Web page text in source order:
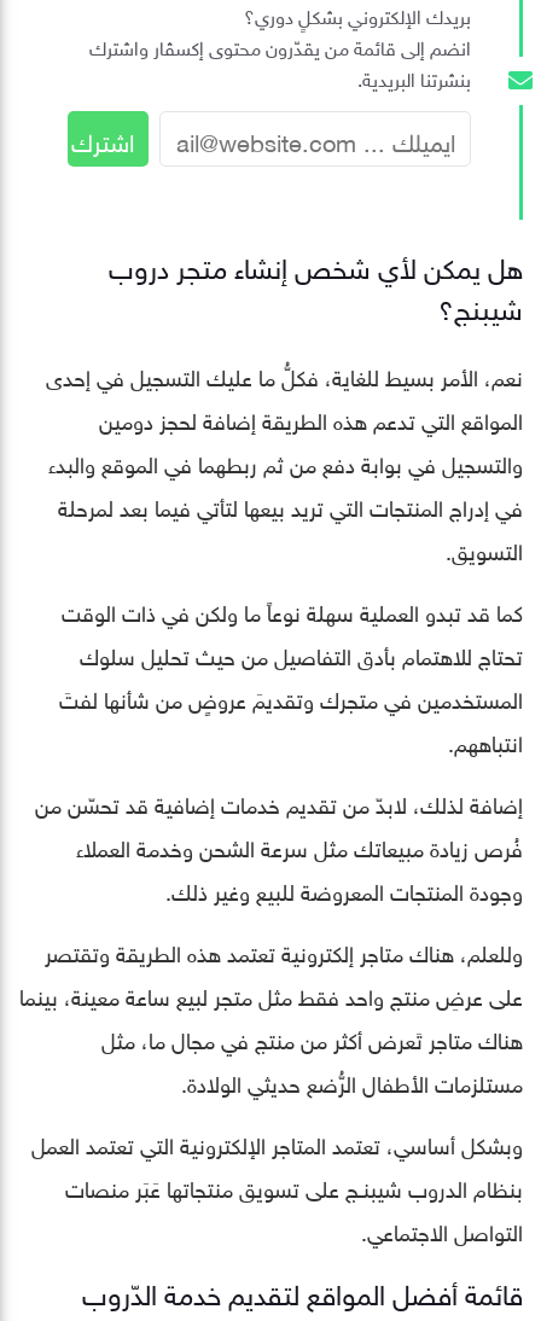
بريدك الإلكتروني بشكلٍ دوري؟
انضم إلى قائمة من يقدّرون محتوى إكسڤار واشترك
بنشرتنا البريدية.
هل يمكن لأي شخص إنشاء متجر دروب
شيبنج؟
نعم، الأمر بسيط للغاية، فكلُّ ما عليك التسجيل في إحدى
المواقع التي تدعم هذه الطريقة إضافة لحجز دومين
والتسجيل في بوابة دفع من ثم ربطهما في الموقع والبدء
في إدراج المنتجات التي تريد بيعها لتأتي فيما بعد لمرحلة
التسويق.
كما قد تبدو العملية سهلة نوعاً ما ولكن في ذات الوقت
تحتاج للاهتمام بأدق التفاصيل من حيث تحليل سلوك
المستخدمين في متجرك وتقديمَ عروضٍ من شأنها لفتَ
انتباههم.
إضافة لذلك، لابدّ من تقديم خدمات إضافية قد تحسّن من
فُرص زيادة مبيعاتك مثل سرعة الشحن وخدمة العملاء
وجودة المنتجات المعروضة للبيع وغير ذلك.
وللعلم، هناك متاجر إلكترونية تعتمد هذه الطريقة وتقتصر
على عرضِ منتج واحد فقط مثل متجر لبيع ساعة معينة، بينما
هناك متاجر تَعرض أكثر من منتج في مجال ما، مثل
مستلزمات الأطفال الرُّضع حديثي الولادة.
وبشكل أساسي، تعتمد المتاجر الإلكترونية التي تعتمد العمل
بنظام الدروب شيبنـج على تسويق منتجاتها عَبَر منصات
التواصل الاجتماعي.
قائمة أفضل المواقع لتقديم خدمة الدّروب